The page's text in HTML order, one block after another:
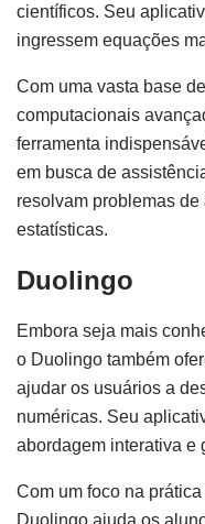
científicos. Seu
ingressem equações
Com uma vasta base
computacionais
ferramenta
em busca de
resolvam problemas
estatísticas.
Duolingo
Embora seja mais
o Duolingo também
ajudar os usuários a
numéricas. Seu
abordagem interativa e
Com um foco na
Duolingo ajuda os